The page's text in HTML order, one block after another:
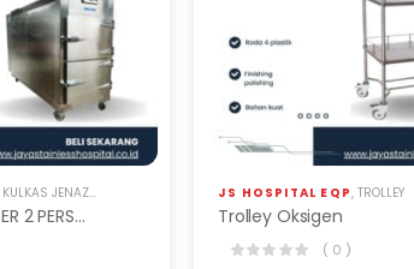
KULKAS JENAZAH
MORTUARY FREEZER 2 PERSON
JS HOSPITAL EQP, TROLLEY
Trolley Oksigen
( 0 )